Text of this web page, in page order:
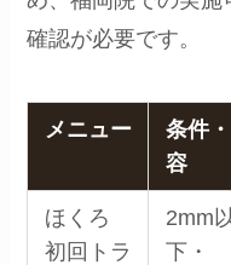
確認が必要です。
メニュー
条件
容
ほくろ
初回トラ
2mm
下・